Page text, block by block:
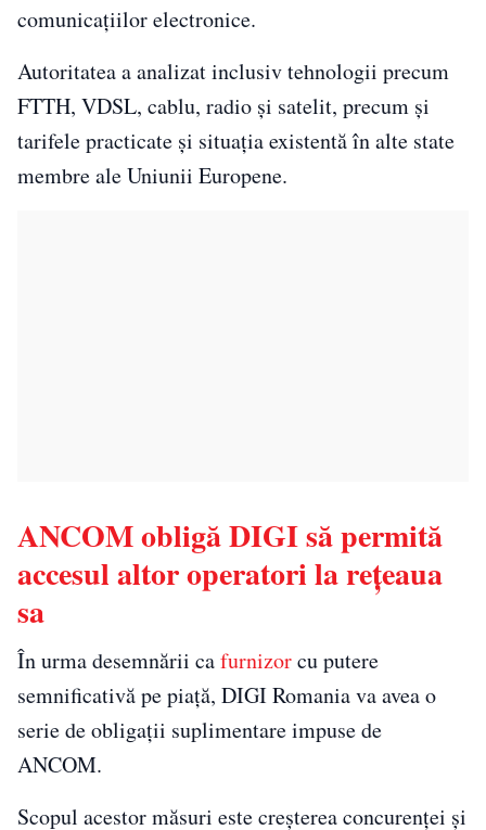
comunicațiilor electronice.
Autoritatea a analizat inclusiv tehnologii precum
FTTH, VDSL, cablu, radio și satelit, precum și
tarifele practicate și situația existentă în alte state
membre ale Uniunii Europene.
ANCOM obligă DIGI să permită
accesul altor operatori la rețeaua
sa
În urma desemnării cafurnizorcu putere
semnificativă pe piață, DIGI Romania va avea o
serie de obligații suplimentare impuse de
ANCOM.
Scopul acestor măsuri este creșterea concurenței și